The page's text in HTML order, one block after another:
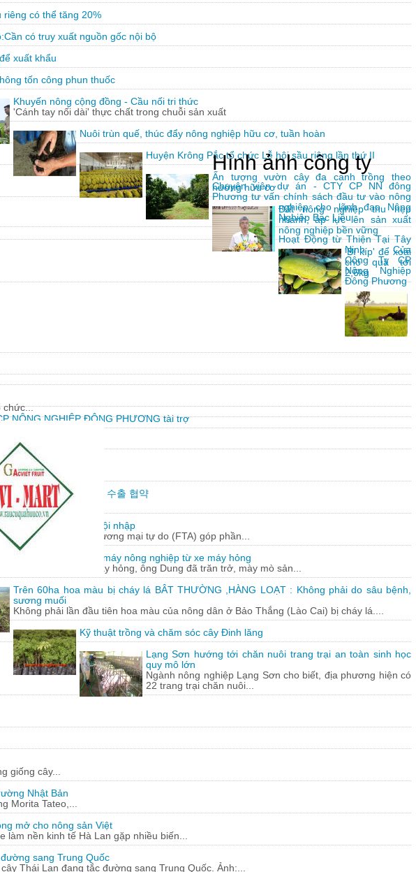
có thể tăng 20%
có truy xuất nguồn gốc nội bộ
xuất khẩu
tốn công phun thuốc
Khuyến nông cộng đồng - Cầu nối tri thức
'Cánh tay nối dài' thực chất trong chuỗi sản xuất
Nuôi trùn quế, thúc đẩy nông nghiệp hữu cơ, tuần hoàn
Huyện Krông Pắc tổ chức Lễ hội sầu riêng lần thứ II
Ấn tượng vườn cây đa canh trồng theo
hướng hữu cơ
Đất nông nghiệp thu hẹp
nhanh, áp lực lên sản xuất
nông nghiệp bền vững
'Bí kíp' để xoài
cho quả tới
2,6kg
chức...
gốc từ...
기업 100만불 수출 협약
sản Việt Nam khi hội nhập
loạt các hiệp định thương mại tự do (FTA) góp phần...
sáng chế hàng loạt máy nông nghiệp từ xe máy hỏng
cơ, phụ tùng xe máy hỏng, ông Dung đã trăn trở, mày mò sản...
Trên 60ha hoa màu bị cháy lá BÂT THƯỜNG ,HÀNG LOẠT : Không phải do sâu bệnh,
sương muối
Không phải lần đầu tiên hoa màu của nông dân ở Bảo Thắng (Lào Cai) bị cháy lá....
Kỹ thuật trồng và chăm sóc cây Đinh lăng
Lạng Sơn hướng tới chăn nuôi trang trại an toàn sinh học
quy mô lớn
Ngành nông nghiệp Lạng Sơn cho biết, địa phương hiện có
22 trang trại chăn nuôi...
giống cây...
Nhật Bản
Morita Tateo,...
mở cho nông sản Việt
nền kinh tế Hà Lan gặp nhiều biến...
sang Trung Quốc
Thái Lan đang tắc đường sang Trung Quốc. Ảnh:...
Hình ảnh công ty
Chuyên viên dự án - CTY CP NN đông
Phương tư vấn chính sách đầu tư vào nông
nghiệp cho lãnh đạo Nông
Nghiệp Bạc Liêu
Hoạt Động từ Thiện Tại Tây
Ninh Của
Công Ty CP
Nông Nghiệp
Đông Phương
NÔNG NGHIỆP ĐÔNG PHƯƠNG tài trợ